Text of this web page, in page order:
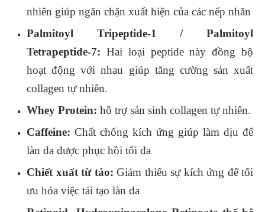
nhiên giúp ngăn chặn xuất hiện của các nếp nhăn
Palmitoyl Tripeptide-1 / Palmitoyl
Tetrapeptide-7: Hai loại peptide này đồng bộ
hoạt động với nhau giúp tăng cường sản xuất
collagen tự nhiên.
Whey Protein: hỗ trợ sản sinh collagen tự nhiên.
Caffeine: Chất chống kích ứng giúp làm dịu để
làn da được phục hồi tối đa
Chiết xuất từ ​​tảo: Giảm thiểu sự kích ứng để tối
ưu hóa việc tái tạo làn da